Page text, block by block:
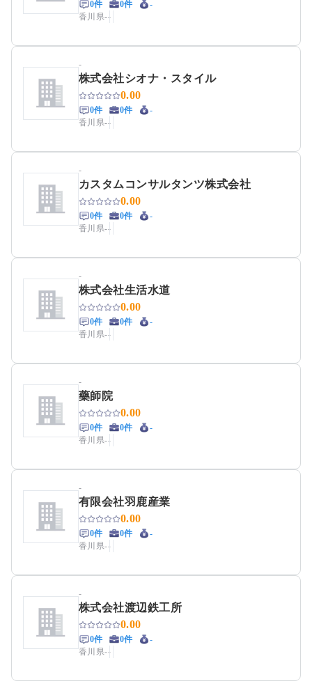
0件 0件
-
香川県--
-
株式会社シオナ・スタイル
0.00
0件 0件
-
香川県--
-
カスタムコンサルタンツ株式会社
0.00
0件 0件
-
香川県--
-
株式会社生活水道
0.00
0件 0件
-
香川県--
-
藥師院
0.00
0件 0件
-
香川県--
-
有限会社羽鹿産業
0.00
0件 0件
-
香川県--
-
株式会社渡辺鉄工所
0.00
0件 0件
-
香川県--